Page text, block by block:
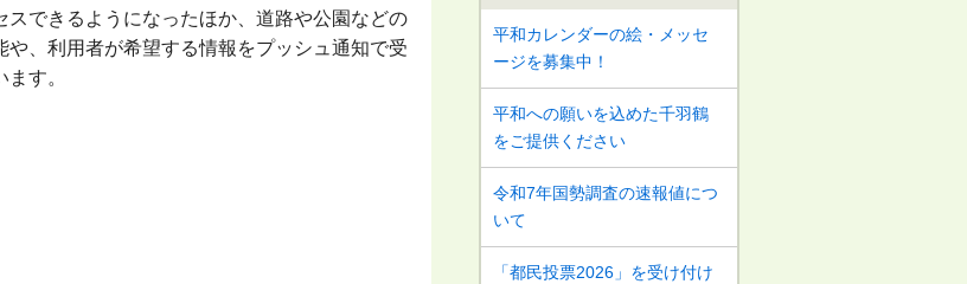
できるようになったほか、道路や公園などの
、利用者が希望する情報をプッシュ通知で受
す。
平和カレンダーの絵・メッセ
ージを募集中！
平和への願いを込めた千羽鶴
をご提供ください
令和7年国勢調査の速報値につ
いて
「都民投票2026」を受け付け